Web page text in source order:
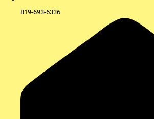
819-693-6336